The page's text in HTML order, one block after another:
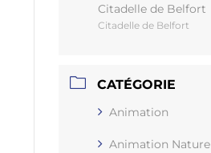
Citadelle de Belfort
Citadelle de Belfort
CATÉGORIE
Animation
Animation Nature